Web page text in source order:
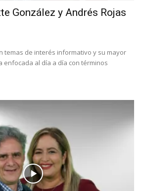
González y Andrés Rojas
temas de interés informativo y su mayor
enfocada al día a día con términos